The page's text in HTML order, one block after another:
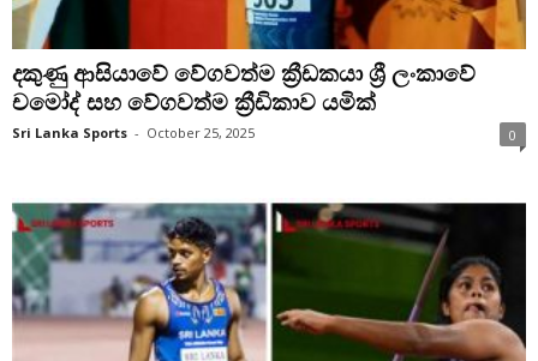
දකුණු ආසියාවේ වේගවත්ම ක්‍රීඩකයා ශ්‍රී ලංකාවේ
චමෝද් සහ වේගවත්ම ක්‍රීඩිකාව යමික්
Sri Lanka Sports - October 25, 2025 0